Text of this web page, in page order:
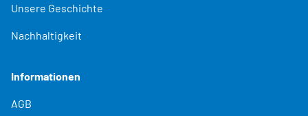
Unsere Geschichte
Nachhaltigkeit
Informationen
AGB